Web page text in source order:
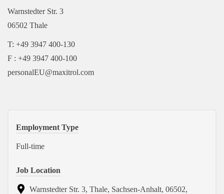
Warnstedter Str. 3
06502 Thale
T: +49 3947 400-130
F : +49 3947 400-100
personalEU@maxitrol.com
Employment Type
Full-time
Job Location
Warnstedter Str. 3, Thale, Sachsen-Anhalt, 06502,